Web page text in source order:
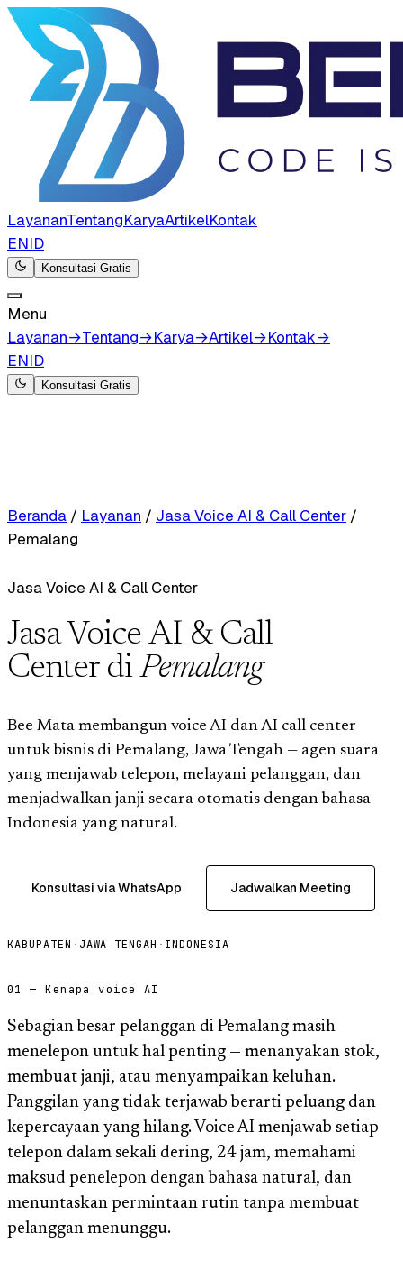
LayananTentangKaryaArtikelKontak
ENID
Konsultasi Gratis
Menu
Layanan→Tentang→Karya→Artikel→Kontak→
ENID
Konsultasi Gratis
Beranda / Layanan / Jasa Voice AI & Call Center /
Pemalang
Jasa Voice AI & Call Center
Jasa Voice AI & Call
Center diPemalang
Bee Mata membangun voice AI dan AI call center
untuk bisnis di Pemalang, Jawa Tengah — agen suara
yang menjawab telepon, melayani pelanggan, dan
menjadwalkan janji secara otomatis dengan bahasa
Indonesia yang natural.
Konsultasi via WhatsApp Jadwalkan Meeting
KABUPATEN · JAWA TENGAH · INDONESIA
01 — Kenapa voice AI
Sebagian besar pelanggan di Pemalang masih
menelepon untuk hal penting — menanyakan stok,
membuat janji, atau menyampaikan keluhan.
Panggilan yang tidak terjawab berarti peluang dan
kepercayaan yang hilang. Voice AI menjawab setiap
telepon dalam sekali dering, 24 jam, memahami
maksud penelepon dengan bahasa natural, dan
menuntaskan permintaan rutin tanpa membuat
pelanggan menunggu.